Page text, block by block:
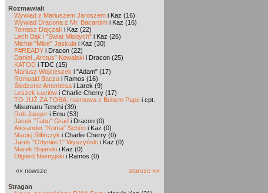
Rozmawiali
Wywiad z Mariuszem Jaroszem i Kaz (16)
Wywiad Dracona z Mr. Bacardim i Kaz (16)
Tomasz Dajczak i Kaz (22)
Lech Bąk i "Świat Młodych" i Kaz (26)
Michał "Mike" Jaskuła i Kaz (30)
F#READY i Dracon (22)
Daniel „Arctus” Kowalski i Dracon (25)
KATOD i TDC (15)
Mariusz Wojcieszek i "Adam" (17)
Romuald Bacza i Ramos (16)
Śledzenie Amentesa i Larek (9)
Leszek Łuciów i Charlie Cherry (17)
TO JUŻ ZA TOBĄ: rozmowa z Bobem Pape i cpt.
Misumaru Tenchi (39)
Rob Jaeger i Emu (53)
Jacek "Tabu" Grad i Dracon (0)
Alexander "Koma" Schön i Kaz (0)
Maciej Ślifirczyk i Charlie Cherry (0)
Jarek "Odyniec1" Wyszyński i Kaz (0)
Marek Bojarski i Kaz (0)
Olgierd Niemyjski i Ramos (0)
«« nowsze starsze »»
Stragan